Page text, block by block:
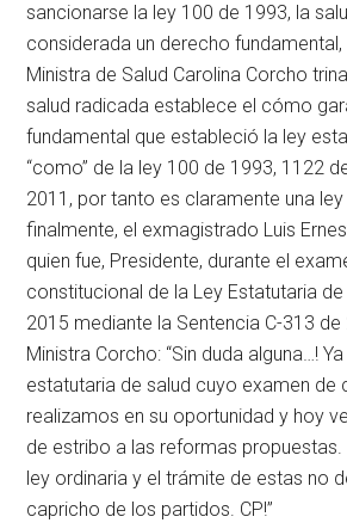
sancionarse la ley 100 de 1993, la
considerada un derecho
Ministra de Salud Carolina Corcho
salud radicada establece el cómo
fundamental que estableció la ley
“como” de la ley 100 de 1993, 1122
2011, por tanto es claramente una ley
finalmente, el exmagistrado Luis
quien fue, Presidente, durante el
constitucional de la Ley Estatutaria
2015 mediante la Sentencia C-313
Ministra Corcho: “Sin duda alguna…!
estatutaria de salud cuyo examen de
realizamos en su oportunidad y hoy
de estribo a las reformas
ley ordinaria y el trámite de estas no
capricho de los partidos. CP!”